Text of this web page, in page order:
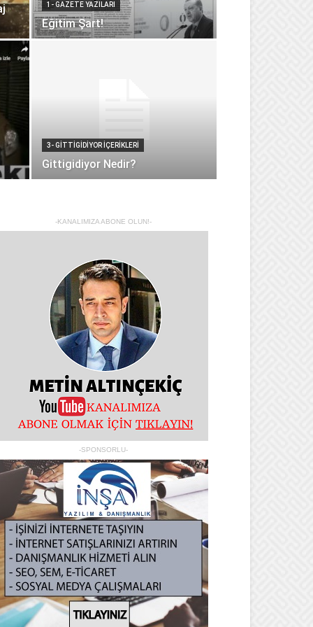
1- GAZETE YAZILARI
Eğitim Şart!
3- GITTIGIDIYOR İÇERIKLERI
Gittigidiyor Nedir?
-KANALIMIZA ABONE OLUN!-
-SPONSORLU-
All 1- Amazon İçerikleri
1- Biz Kimiz?
1- E-Ticaret - Tanıtım Sitesi
1- Gazete Yazıları
1- HTML ve CSS
2- Dizi, Sinema, Klip, Sokak
2- Hedeflerimiz
2- Hepsiburada İçerikleri
2- PHP ve Phyton
2- SEO Konuları
3- Gittigidiyor İçerikleri
3- İştirakler - Projeler
3- jQuery ve JavaScript
3- Radyo Program, Podcast
3- SEM Konuları
4- 360° Derece Video-Foto
4- N11 İçerikleri
4- Sosyal Medya Yönetimi
4- Swift ve Java
5- Ödüller ve Röportajlar
5- Server, Paneller & Mysql
BASIN MEDYA
DİJİTAL PAZARLAMA
HAKKIMIZDA
SANAL PAZAR YERLERİ
Yazılım Çözümleri